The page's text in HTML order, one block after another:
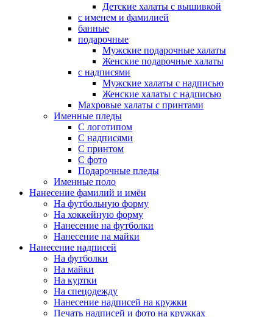
Детские халаты с вышивкой
с именем и фамилией
банные
подарочные
Мужские подарочные халаты
Женские подарочные халаты
с надписями
Мужские халаты с надписью
Женские халаты с надписью
Махровые халаты с принтами
Именные пледы
С логотипом
С надписями
С принтом
С фото
Подарочные пледы
Именные поло
Нанесение фамилий и имён
На футбольную форму
На хоккейную форму
Нанесение на футболки
Нанесение на майки
Нанесение надписей
На футболки
На майки
На куртки
На спецодежду
Нанесение надписей на кружки
Печать надписей и фото на кружках